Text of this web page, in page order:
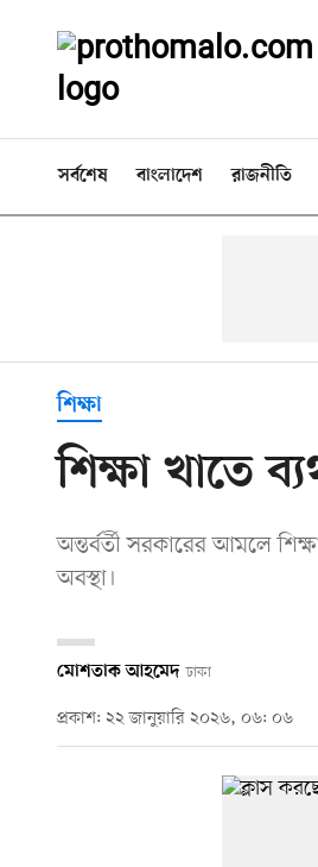
সর্বশেষ বাংলাদেশ রাজনীতি
শিক্ষা
শিক্ষা খাতে
অন্তর্বর্তী সরকারের আমলে
অবস্থা।
মোশতাক আহমেদ ঢাকা
প্রকাশ: ২২ জানুয়ারি ২০২৬, ০৬: ০৬